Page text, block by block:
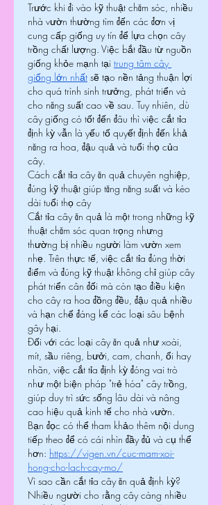
Trước khi đi vào kỹ thuật chăm sóc, nhiều
nhà vườn thường tìm đến các đơn vị
cung cấp giống uy tín để lựa chọn cây
trồng chất lượng. Việc bắt đầu từ nguồn
giống khỏe mạnh tại trung tâm cây
giống lớn nhất sẽ tạo nền tảng thuận lợi
cho quá trình sinh trưởng, phát triển và
cho năng suất cao về sau. Tuy nhiên, dù
cây giống có tốt đến đâu thì việc cắt tỉa
định kỳ vẫn là yếu tố quyết định đến khả
năng ra hoa, đậu quả và tuổi thọ của
cây.
Cách cắt tỉa cây ăn quả chuyên nghiệp,
đúng kỹ thuật giúp tăng năng suất và kéo
dài tuổi thọ cây
Cắt tỉa cây ăn quả là một trong những kỹ
thuật chăm sóc quan trọng nhưng
thường bị nhiều người làm vườn xem
nhẹ. Trên thực tế, việc cắt tỉa đúng thời
điểm và đúng kỹ thuật không chỉ giúp cây
phát triển cân đối mà còn tạo điều kiện
cho cây ra hoa đồng đều, đậu quả nhiều
và hạn chế đáng kể các loại sâu bệnh
gây hại.
Đối với các loại cây ăn quả như xoài,
mít, sầu riêng, bưởi, cam, chanh, ổi hay
nhãn, việc cắt tỉa định kỳ đóng vai trò
như một biện pháp "trẻ hóa" cây trồng,
giúp duy trì sức sống lâu dài và nâng
cao hiệu quả kinh tế cho nhà vườn.
Bạn đọc có thể tham khảo thêm nội dung
tiếp theo để có cái nhìn đầy đủ và cụ thể
hơn: https://vigen.vn/cuc-mam-xoi-
hong-cho-lach-cay-mo/
Vì sao cần cắt tỉa cây ăn quả định kỳ?
Nhiều người cho rằng cây càng nhiều